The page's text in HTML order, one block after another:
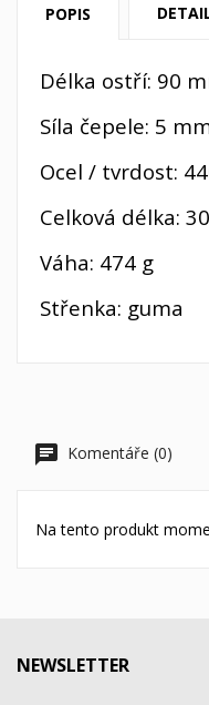
POPIS
Délka ostří: 90
Síla čepele: 5
Ocel / tvrdost:
Celková délka:
Váha: 474 g
Střenka: guma
Komentáře (0)
Na tento produkt
NEWSLETTER